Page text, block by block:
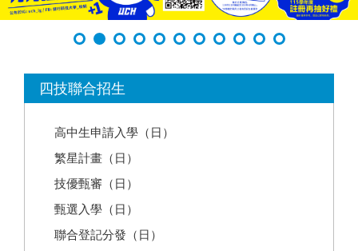
四技聯合招生
高中生申請入學（日）
繁星計畫（日）
技優甄審（日）
甄選入學（日）
聯合登記分發（日）